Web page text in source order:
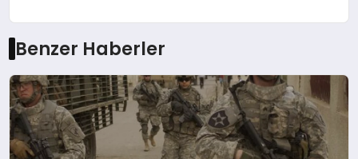
Benzer Haberler